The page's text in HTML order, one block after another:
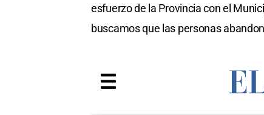
esfuerzo de la Provincia con el
buscamos que las personas